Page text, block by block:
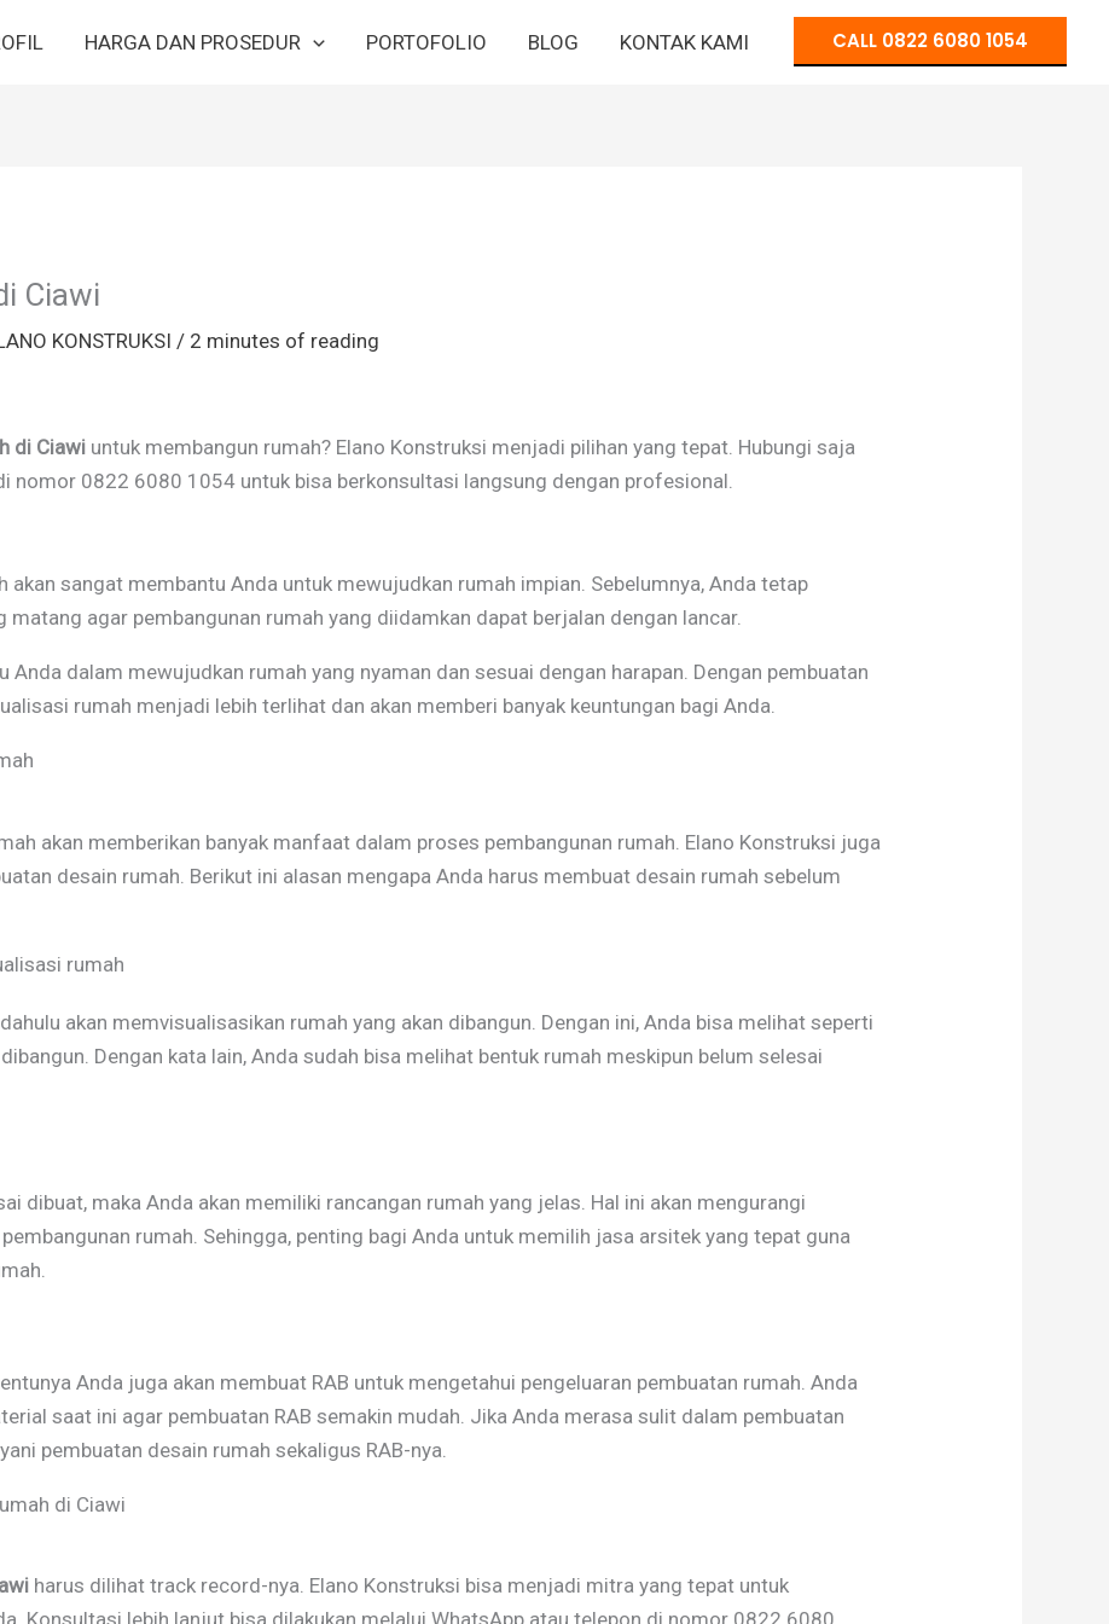
HARGA DAN PROSEDUR PORTOFOLIO BLOG KONTAK KAMI CALL 0822 6080 1054
Ciawi
KONSTRUKSI / 2 minutes of reading
di Ciawi untuk membangun rumah? Elano Konstruksi menjadi pilihan yang tepat. Hubungi saja
nomor 0822 6080 1054 untuk bisa berkonsultasi langsung dengan profesional.
akan sangat membantu Anda untuk mewujudkan rumah impian. Sebelumnya, Anda tetap
matang agar pembangunan rumah yang diidamkan dapat berjalan dengan lancar.
Anda dalam mewujudkan rumah yang nyaman dan sesuai dengan harapan. Dengan pembuatan
rumah menjadi lebih terlihat dan akan memberi banyak keuntungan bagi Anda.
akan memberikan banyak manfaat dalam proses pembangunan rumah. Elano Konstruksi juga
desain rumah. Berikut ini alasan mengapa Anda harus membuat desain rumah sebelum
rumah
akan memvisualisasikan rumah yang akan dibangun. Dengan ini, Anda bisa melihat seperti
Dengan kata lain, Anda sudah bisa melihat bentuk rumah meskipun belum selesai
dibuat, maka Anda akan memiliki rancangan rumah yang jelas. Hal ini akan mengurangi
rumah. Sehingga, penting bagi Anda untuk memilih jasa arsitek yang tepat guna
Anda juga akan membuat RAB untuk mengetahui pengeluaran pembuatan rumah. Anda
saat ini agar pembuatan RAB semakin mudah. Jika Anda merasa sulit dalam pembuatan
pembuatan desain rumah sekaligus RAB-nya.
di Ciawi
harus dilihat track record-nya. Elano Konstruksi bisa menjadi mitra yang tepat untuk